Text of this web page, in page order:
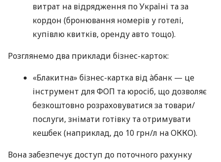
витрат на відрядження по Україні та за
кордон (бронювання номерів у готелі,
купівлю квитків, оренду авто тощо).
Розглянемо два приклади бізнес-карток:
«Блакитна» бізнес-картка від àбанк — це
інструмент для ФОП та юросіб, що дозволяє
безкоштовно розраховуватися за товари/
послуги, знімати готівку та отримувати
кешбек (наприклад, до 10 грн/л на ОККО).
Вона забезпечує доступ до поточного рахунку